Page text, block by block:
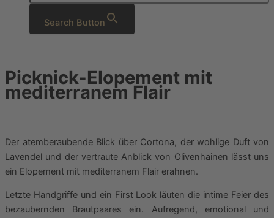
Search Button
Picknick-Elopement mit
mediterranem Flair
Der atemberaubende Blick über Cortona, der wohlige Duft von
Lavendel und der vertraute Anblick von Olivenhainen lässt uns
ein Elopement mit mediterranem Flair erahnen.
Letzte Handgriffe und ein First Look läuten die intime Feier des
bezaubernden Brautpaares ein. Aufregend, emotional und